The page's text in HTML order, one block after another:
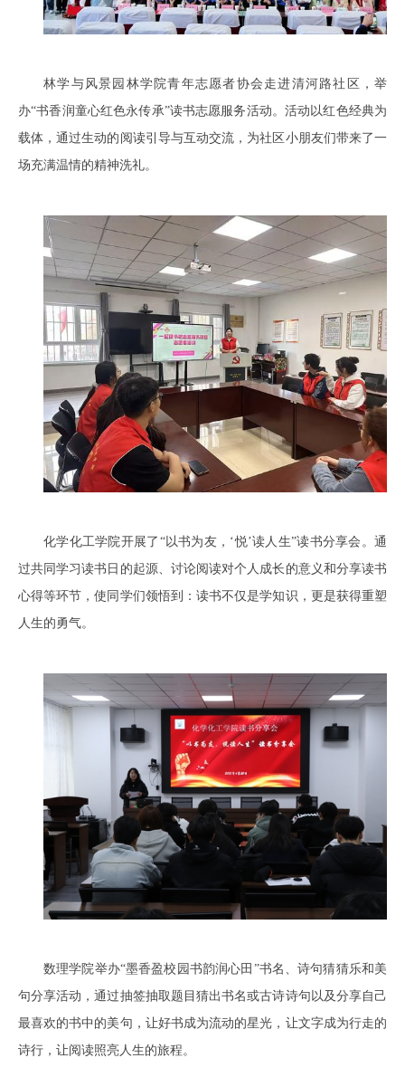
林学与风景园林学院青年志愿者协会走进清河路社区，举
办“书香润童心红色永传承”读书志愿服务活动。活动以红色经典为
载体，通过生动的阅读引导与互动交流，为社区小朋友们带来了一
场充满温情的精神洗礼。
化学化工学院开展了“以书为友，‘悦’读人生”读书分享会。通
过共同学习读书日的起源、讨论阅读对个人成长的意义和分享读书
心得等环节，使同学们领悟到：读书不仅是学知识，更是获得重塑
人生的勇气。
数理学院举办“墨香盈校园书韵润心田”书名、诗句猜猜乐和美
句分享活动，通过抽签抽取题目猜出书名或古诗诗句以及分享自己
最喜欢的书中的美句，让好书成为流动的星光，让文字成为行走的
诗行，让阅读照亮人生的旅程。